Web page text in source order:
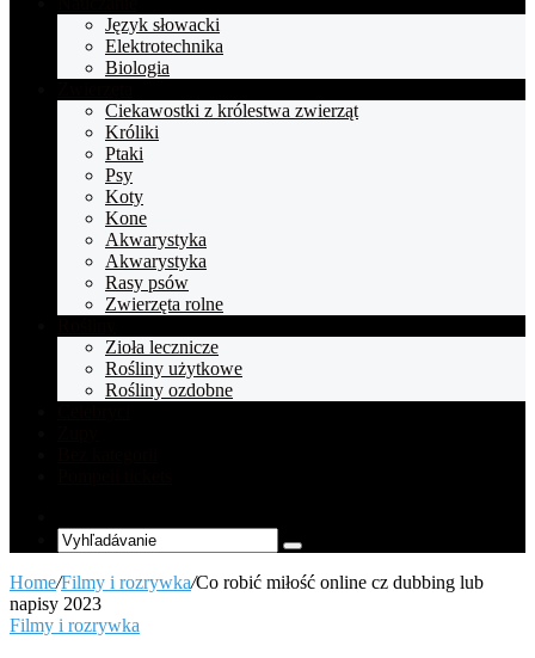
Język słowacki
Elektrotechnika
Biologia
Ciekawostki z królestwa zwierząt
Króliki
Ptaki
Psy
Koty
Kone
Akwarystyka
Akwarystyka
Rasy psów
Zwierzęta rolne
Zioła lecznicze
Rośliny użytkowe
Rośliny ozdobne
Article
Vyhľadávanie
Home/Filmy i rozrywka/Co robić miłość online cz dubbing lub
napisy 2023
Filmy i rozrywka